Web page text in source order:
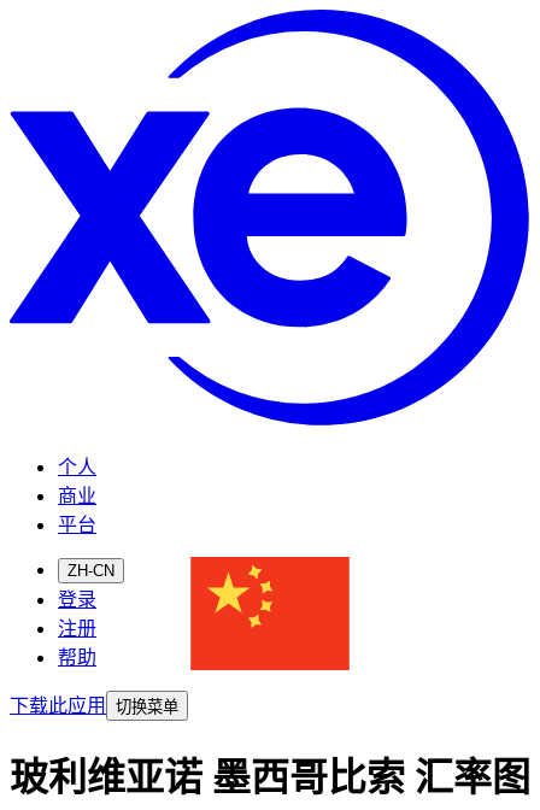
个人
商业
平台
ZH-CN
登录
注册
帮助
下载此应用
切换菜单
玻利维亚诺 墨西哥比索 汇率图